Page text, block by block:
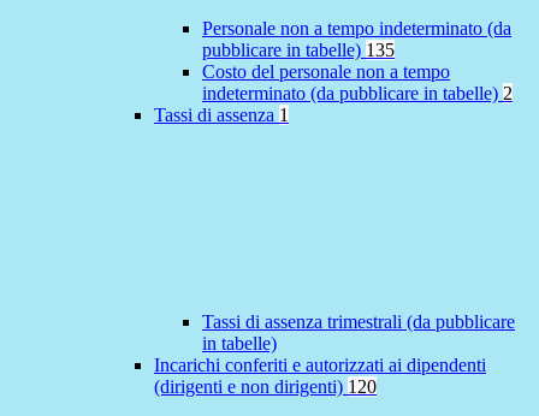
Personale non a tempo indeterminato (da
pubblicare in tabelle) 135
Costo del personale non a tempo
indeterminato (da pubblicare in tabelle) 2
Tassi di assenza 1
Tassi di assenza trimestrali (da pubblicare
in tabelle)
Incarichi conferiti e autorizzati ai dipendenti
(dirigenti e non dirigenti) 120